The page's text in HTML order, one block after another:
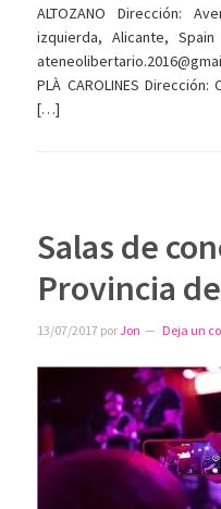
ALTOZANO Dirección:
izquierda, Alicante,
PLÀ CAROLINES
[…]
Salas de
Provincia
13/07/2017 porJon Deja un